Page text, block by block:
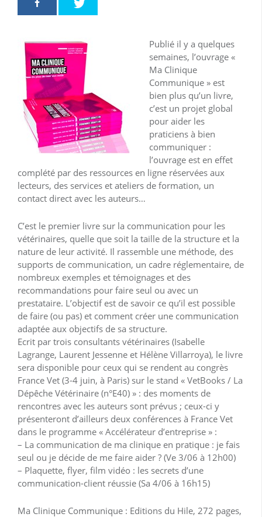
Publié il y a quelques
semaines, l’ouvrage «
Ma Clinique
Communique » est
bien plus qu’un livre,
c’est un projet global
pour aider les
praticiens à bien
communiquer :
l’ouvrage est en effet
complété par des ressources en ligne réservées aux
lecteurs, des services et ateliers de formation, un
contact direct avec les auteurs…
C’est le premier livre sur la communication pour les
vétérinaires, quelle que soit la taille de la structure et la
nature de leur activité. Il rassemble une méthode, des
supports de communication, un cadre réglementaire, de
nombreux exemples et témoignages et des
recommandations pour faire seul ou avec un
prestataire. L’objectif est de savoir ce qu’il est possible
de faire (ou pas) et comment créer une communication
adaptée aux objectifs de sa structure.
Ecrit par trois consultants vétérinaires (Isabelle
Lagrange, Laurent Jessenne et Hélène Villarroya), le livre
sera disponible pour ceux qui se rendent au congrès
France Vet (3-4 juin, à Paris) sur le stand « VetBooks / La
Dépêche Vétérinaire (n°E40) » : des moments de
rencontres avec les auteurs sont prévus ; ceux-ci y
présenteront d’ailleurs deux conférences à France Vet
dans le programme « Accélérateur d’entreprise » :
– La communication de ma clinique en pratique : je fais
seul ou je décide de me faire aider ? (Ve 3/06 à 12h00)
– Plaquette, flyer, film vidéo : les secrets d’une
communication-client réussie (Sa 4/06 à 16h15)
Ma Clinique Communique : Editions du Hile, 272 pages,